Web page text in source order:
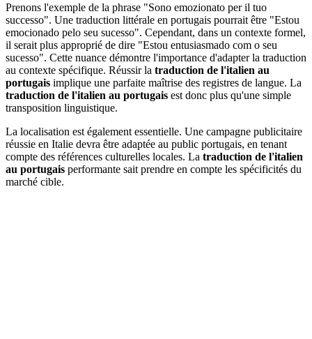
Prenons l'exemple de la phrase "Sono emozionato per il tuo
successo". Une traduction littérale en portugais pourrait être "Estou
emocionado pelo seu sucesso". Cependant, dans un contexte formel,
il serait plus approprié de dire "Estou entusiasmado com o seu
sucesso". Cette nuance démontre l'importance d'adapter la traduction
au contexte spécifique. Réussir la traduction de l'italien au
portugais implique une parfaite maîtrise des registres de langue. La
traduction de l'italien au portugais est donc plus qu'une simple
transposition linguistique.
La localisation est également essentielle. Une campagne publicitaire
réussie en Italie devra être adaptée au public portugais, en tenant
compte des références culturelles locales. La traduction de l'italien
au portugais performante sait prendre en compte les spécificités du
marché cible.